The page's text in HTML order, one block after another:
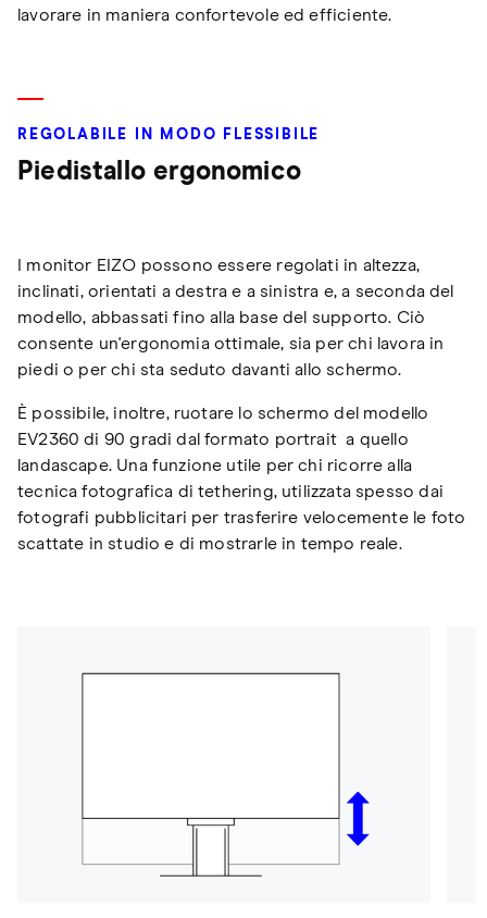
lavorare in maniera confortevole ed efficiente.
REGOLABILE IN MODO FLESSIBILE
Piedistallo ergonomico
I monitor EIZO possono essere regolati in altezza,
inclinati, orientati a destra e a sinistra e, a seconda del
modello, abbassati fino alla base del supporto. Ciò
consente un'ergonomia ottimale, sia per chi lavora in
piedi o per chi sta seduto davanti allo schermo.
È possibile, inoltre, ruotare lo schermo del modello
EV2360 di 90 gradi dal formato portrait a quello
landascape. Una funzione utile per chi ricorre alla
tecnica fotografica di tethering, utilizzata spesso dai
fotografi pubblicitari per trasferire velocemente le foto
scattate in studio e di mostrarle in tempo reale.